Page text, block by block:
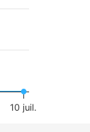
10 juil.